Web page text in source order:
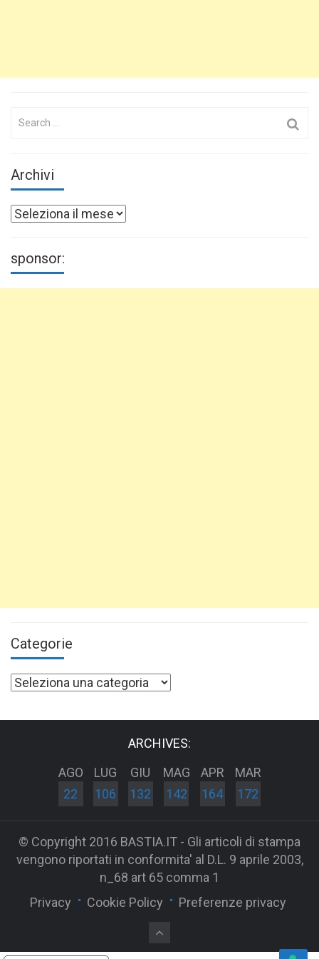
Search
Archivi
Archivi
sponsor:
Categorie
Categorie
ARCHIVES:
AGO
22
LUG
106
GIU
132
MAG
142
APR
164
MAR
172
© Copyright 2016 BASTIA.IT - Gli articoli di stampa
vengono riportati in conformita' al D.L. 9 aprile 2003,
n_68 art 65 comma 1
Privacy
Cookie Policy Preferenze privacy